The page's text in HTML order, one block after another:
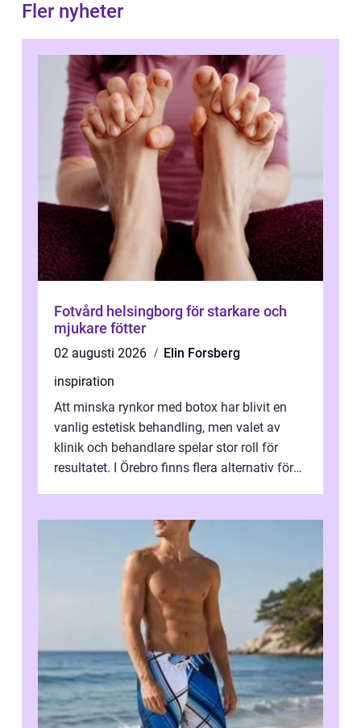
Fler nyheter
Fotvård helsingborg för starkare och
mjukare fötter
02 augusti 2026
Elin Forsberg
inspiration
Att minska rynkor med botox har blivit en
vanlig estetisk behandling, men valet av
klinik och behandlare spelar stor roll för
resultatet. I Örebro finns flera alternativ för